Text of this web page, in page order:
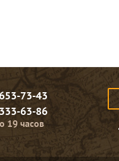
73-43
63-86
19 часов